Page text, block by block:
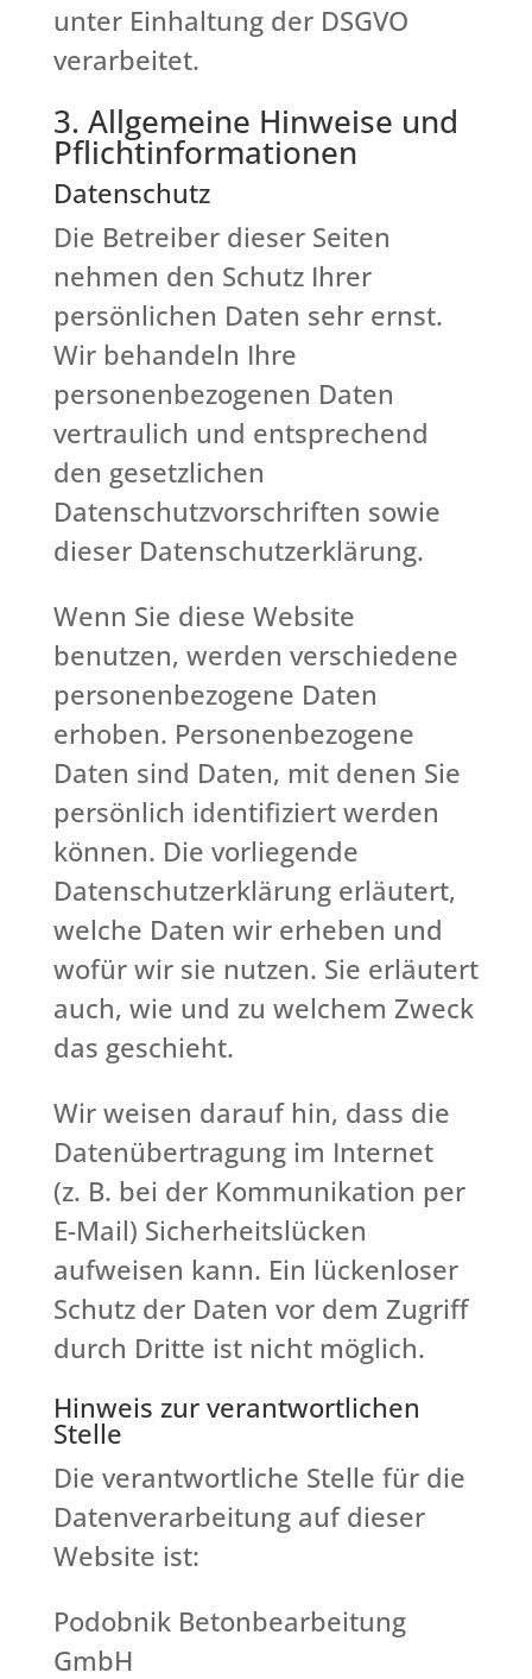
unter Einhaltung der DSGVO
verarbeitet.
3. Allgemeine Hinweise und
Pflicht­informationen
Datenschutz
Die Betreiber dieser Seiten
nehmen den Schutz Ihrer
persönlichen Daten sehr ernst.
Wir behandeln Ihre
personenbezogenen Daten
vertraulich und entsprechend
den gesetzlichen
Datenschutzvorschriften sowie
dieser Datenschutzerklärung.
Wenn Sie diese Website
benutzen, werden verschiedene
personenbezogene Daten
erhoben. Personenbezogene
Daten sind Daten, mit denen Sie
persönlich identifiziert werden
können. Die vorliegende
Datenschutzerklärung erläutert,
welche Daten wir erheben und
wofür wir sie nutzen. Sie erläutert
auch, wie und zu welchem Zweck
das geschieht.
Wir weisen darauf hin, dass die
Datenübertragung im Internet
(z. B. bei der Kommunikation per
E-Mail) Sicherheitslücken
aufweisen kann. Ein lückenloser
Schutz der Daten vor dem Zugriff
durch Dritte ist nicht möglich.
Hinweis zur verantwortlichen
Stelle
Die verantwortliche Stelle für die
Datenverarbeitung auf dieser
Website ist:
Podobnik Betonbearbeitung
GmbH